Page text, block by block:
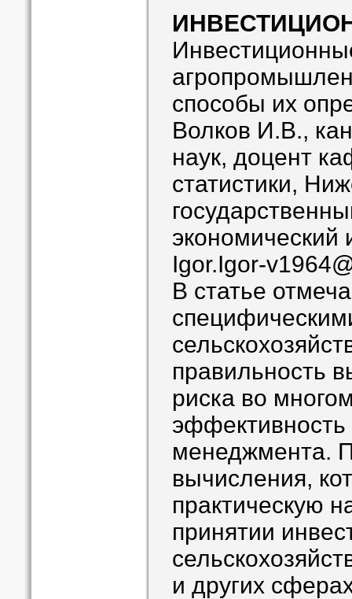
способы их
Волков И.В.,
наук, доцент
статистики,
экономический
Igor.Igor-
В статье
правильность
риска во
эффективность
менеджмента.
вычисления,
практическую
принятии
и других